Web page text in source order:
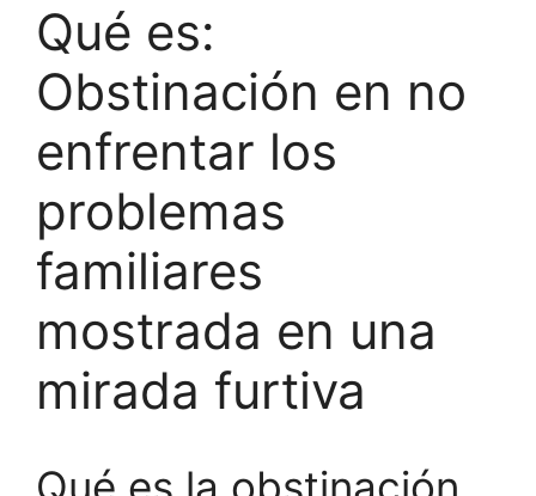
Qué es:
Obstinación en no
enfrentar los
problemas
familiares
mostrada en una
mirada furtiva